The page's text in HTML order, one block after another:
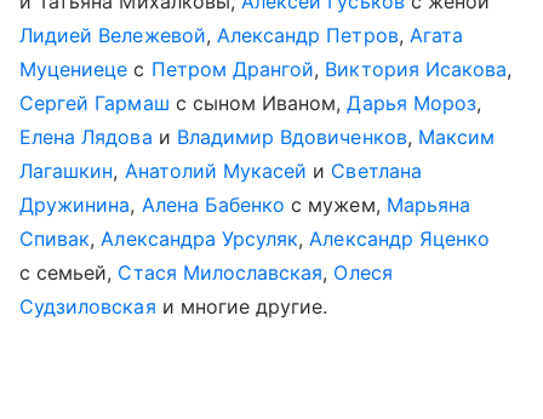
Лидией Вележевой, Александр Петров, Агата
Муцениеце с Петром Дрангой, Виктория Исакова,
Сергей Гармаш с сыном Иваном,Дарья Мороз,
Елена Лядова и Владимир Вдовиченков, Максим
Лагашкин, Анатолий Мукасей и Светлана
Дружинина, Алена Бабенко с мужем, Марьяна
Спивак,Александра Урсуляк,Александр Яценко
с семьей, Стася Милославская, Олеся
Судзиловская и многие другие.